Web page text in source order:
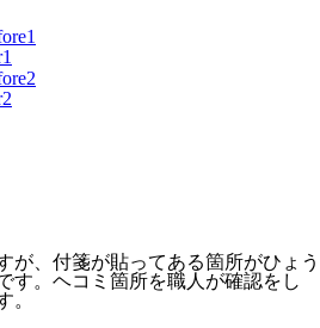
が、付箋が貼ってある箇所がひょう
す。ヘコミ箇所を職人が確認をし
。